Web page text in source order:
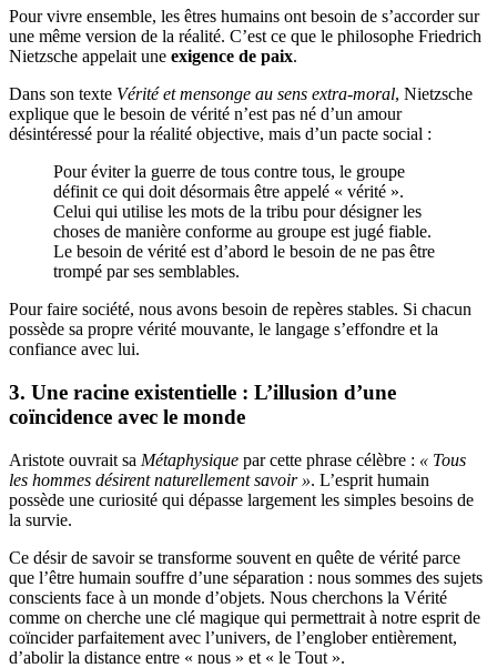
Pour vivre ensemble, les êtres humains ont besoin de s’accorder sur
une même version de la réalité. C’est ce que le philosophe Friedrich
Nietzsche appelait une exigence de paix.
Dans son texte Vérité et mensonge au sens extra-moral, Nietzsche
explique que le besoin de vérité n’est pas né d’un amour
désintéressé pour la réalité objective, mais d’un pacte social :
Pour éviter la guerre de tous contre tous, le groupe
définit ce qui doit désormais être appelé « vérité ».
Celui qui utilise les mots de la tribu pour désigner les
choses de manière conforme au groupe est jugé fiable.
Le besoin de vérité est d’abord le besoin de ne pas être
trompé par ses semblables.
Pour faire société, nous avons besoin de repères stables. Si chacun
possède sa propre vérité mouvante, le langage s’effondre et la
confiance avec lui.
3. Une racine existentielle : L’illusion d’une
coïncidence avec le monde
Aristote ouvrait sa Métaphysique par cette phrase célèbre : « Tous
les hommes désirent naturellement savoir ». L’esprit humain
possède une curiosité qui dépasse largement les simples besoins de
la survie.
Ce désir de savoir se transforme souvent en quête de vérité parce
que l’être humain souffre d’une séparation : nous sommes des sujets
conscients face à un monde d’objets. Nous cherchons la Vérité
comme on cherche une clé magique qui permettrait à notre esprit de
coïncider parfaitement avec l’univers, de l’englober entièrement,
d’abolir la distance entre « nous » et « le Tout ».